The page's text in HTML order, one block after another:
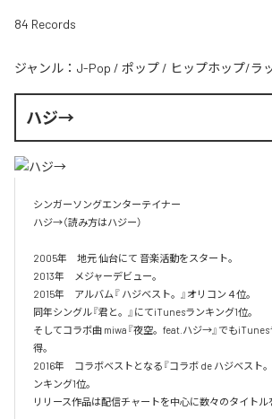
84 Records
ジャンル： J-Pop / ポップ / ヒップホップ/ラ
ハジ→
シンガーソングエンターテイナー
ハジ→（読み方はハジー）
2005年　地元 仙台にて 音楽活動をスタート。
2013年　メジャーデビュー。
2015年　アルバム『 ハジベスト。』オリコン４位。
同年シングル『君と。』にてiTunesランキング1位。
そしてコラボ曲 miwa『夜空。feat.ハジ→』でもiTunes
得。
2016年　コラボベストとなる『コラボ de ハジベスト
ンキング1位。
リリース作品は配信チャートを中心に数々のタイトル